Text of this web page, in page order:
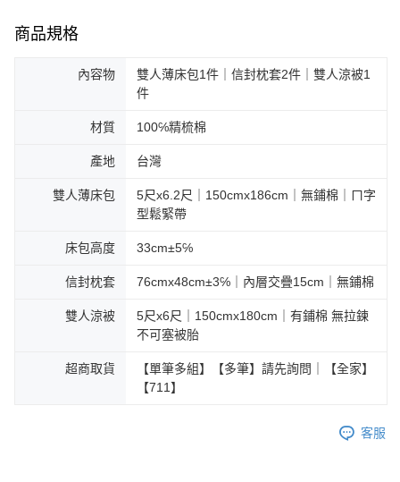
商品規格
內容物
雙人薄床包1件｜信封枕套2件｜雙人涼被1
件
材質 100℅精梳棉
產地 台灣
雙人薄床包
5尺x6.2尺｜150cmx186cm｜無鋪棉｜ㄇ字
型鬆緊帶
床包高度 33cm±5℅
信封枕套 76cmx48cm±3℅｜內層交疊15cm｜無鋪棉
雙人涼被
5尺x6尺｜150cmx180cm｜有鋪棉 無拉鍊
不可塞被胎
超商取貨
【單筆多組】【多筆】請先詢問｜【全家】
【711】
客服